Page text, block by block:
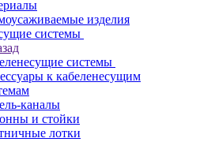
изделия
системы
системы
к кабеленесущим
каналы
и стойки
лотки